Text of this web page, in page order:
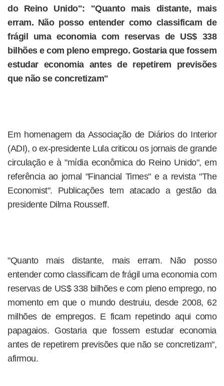
do Reino Unido": "Quanto mais distante, mais
erram. Não posso entender como classificam de
frágil uma economia com reservas de US$ 338
bilhões e com pleno emprego. Gostaria que fossem
estudar economia antes de repetirem previsões
que não se concretizam"
Em homenagem da Associação de Diários do Interior
(ADI), o ex-presidente Lula criticou os jornais de grande
circulação e à "mídia econômica do Reino Unido", em
referência ao jornal "Financial Times" e a revista "The
Economist". Publicações tem atacado a gestão da
presidente Dilma Rousseff.
"Quanto mais distante, mais erram. Não posso
entender como classificam de frágil uma economia com
reservas de US$ 338 bilhões e com pleno emprego, no
momento em que o mundo destruiu, desde 2008, 62
milhões de empregos. E ficam repetindo aqui como
papagaios. Gostaria que fossem estudar economia
antes de repetirem previsões que não se concretizam",
afirmou.